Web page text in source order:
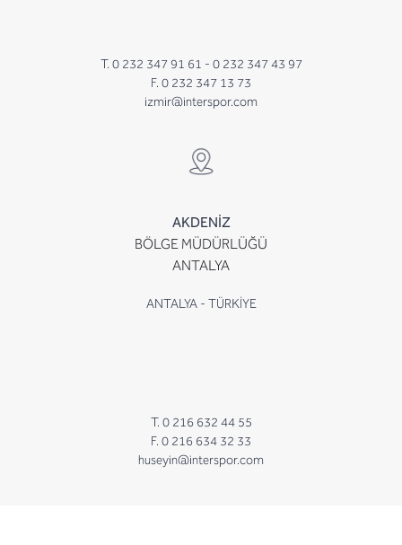
T. 0 232 347 91 61 - 0 232 347 43 97
F. 0 232 347 13 73
izmir@interspor.com
AKDENİZ
BÖLGE MÜDÜRLÜĞÜ
ANTALYA
ANTALYA - TÜRKİYE
T. 0 216 632 44 55
F. 0 216 634 32 33
huseyin@interspor.com